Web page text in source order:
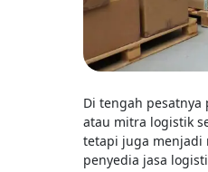
Di tengah
atau mitra logistik
tetapi juga menjadi
penyedia jasa